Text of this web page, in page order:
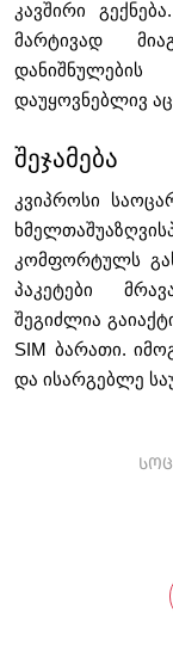
კავშირი
მარტივად
დაუყოვნებლივ
შეჯამება
კვიპროსი
კომფორტულს
პაკეტები
შეგიძლია
SIM ბარათი.
და ისარგებლე